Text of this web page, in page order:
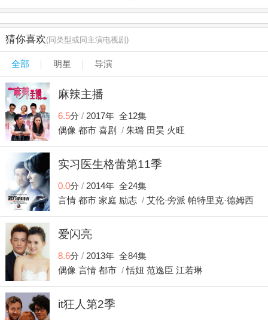
骨悚然；大龙说出当年杀害学心的母亲与企图杀害翠娴，全
言 学心亲自到口供房内询问大龙如何杀死奕霏时，大龙指自
己站着杀人；学心即时揭穿了他的谎言，但大龙仍坚称自己
是杀害奕霏的凶手。 倩儿看出大龙欲包庇儿子德，但明伟回
到警署后却带来另一惊人消息，原来德是中度弱智人士。 正
民抖擞精神投入工作，誓要为死者找出真凶，国栋等人检验
在大龙家搜出的证物，国栋对比大龙与德的dna图谱，发现两
人并非亲生父子。 倩儿担心案件未了 倩儿等人开会，忆起学
心与国栋也提及过大龙的变态行为是一种精神病，倩儿担心
大龙的亲生儿子也可能受到遗传。正当众人工作时，羁留所
传来大龙自杀身亡的消息。国栋陪学心探望博史，学心发觉
遗漏了毛衫外套在博史家，国栋替学心取衫，而学心于小路
上等候他回来；正当学心以为一切将雨过天晴，学心却发现
草丛中发出声音，更出现了一对穿有绿色高跟鞋的脚…… 学
心国栋双双被擒 学心立刻致电向国栋求救，但国栋接听后只
听到学心一声大叫……国栋担心学心遇上意外立即折返；国
栋在途中更不停致电给学心时，发现一辆私家车内传来微弱
的手机铃声。国栋急忙追上车子，司机刻意摆动车身企图摆
脱他；国栋情急下用脚踢破车窗跳入车内，但未及反应却被
对方击昏。学心醒来时发现自己与国栋双双被绳索捆绑动弹
不得，而一名男子正皮笑肉不笑的看着他们。 为救父亲提出
交换 学心猜出此人应是大龙的亲生儿子，亦是杀死奕霏的真
凶；大龙儿子欲以两人的性命交换父亲自由，国栋与学心明
猜你喜欢(同类型或同主演电视剧)
全部 明星 导演
麻辣主播
6.5分 /2017年 全12集
偶像 都市 喜剧 / 朱璐 田昊 火旺
实习医生格蕾第11季
0.0分 /2014年 全24集
言情 都市 家庭 励志 / 艾伦·旁派 帕特里克·德姆西
凯文·马克德
爱闪亮
8.6分 /2013年 全84集
偶像 言情 都市 / 恬妞 范逸臣 江若琳
it狂人第2季